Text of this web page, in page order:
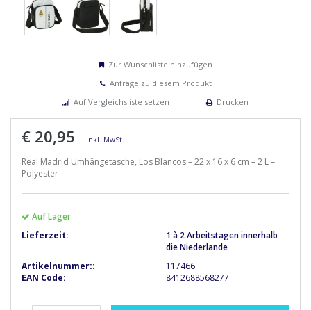
Zur Wunschliste hinzufügen
Anfrage zu diesem Produkt
Auf Vergleichsliste setzen
Drucken
€ 20,95 Inkl. MwSt.
Real Madrid Umhängetasche, Los Blancos – 22 x 16 x 6 cm – 2 L –
Polyester
Auf Lager
Lieferzeit:
1 à 2 Arbeitstagen innerhalb
die Niederlande
Artikelnummer::
117466
EAN Code:
8412688568277